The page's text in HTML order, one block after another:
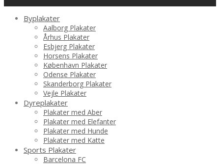
Byplakater
Aalborg Plakater
Århus Plakater
Esbjerg Plakater
Horsens Plakater
København Plakater
Odense Plakater
Skanderborg Plakater
Vejle Plakater
Dyreplakater
Plakater med Aber
Plakater med Elefanter
Plakater med Hunde
Plakater med Katte
Sports Plakater
Barcelona FC